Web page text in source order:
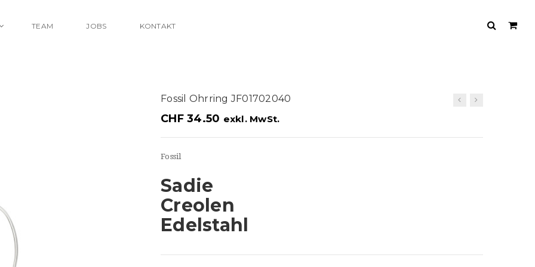
TEAM JOBS KONTAKT
Fossil Ohrring JF01702040
CHF34.50 exkl. MwSt.
Fossil
Sadie
Creolen
Edelstahl